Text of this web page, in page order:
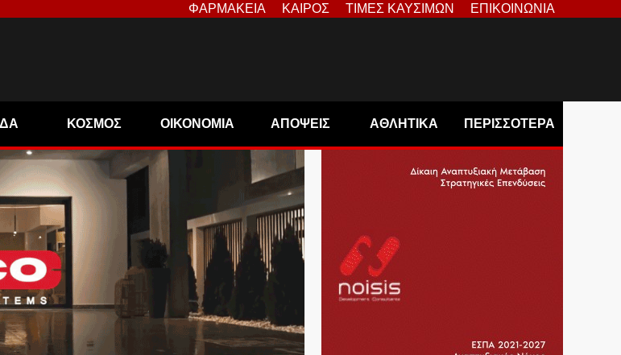
ΦΑΡΜΑΚΕΙΑ ΚΑΙΡΟΣ ΤΙΜΕΣ ΚΑΥΣΙΜΩΝ ΕΠΙΚΟΙΝΩΝΙΑ
ΚΟΣΜΟΣ ΟΙΚΟΝΟΜΙΑ ΑΠΟΨΕΙΣ ΑΘΛΗΤΙΚΑ ΠΕΡΙΣΣΟΤΕΡΑ